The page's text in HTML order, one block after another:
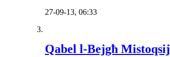
27-09-13, 06:33
Qabel l-Bejgħ